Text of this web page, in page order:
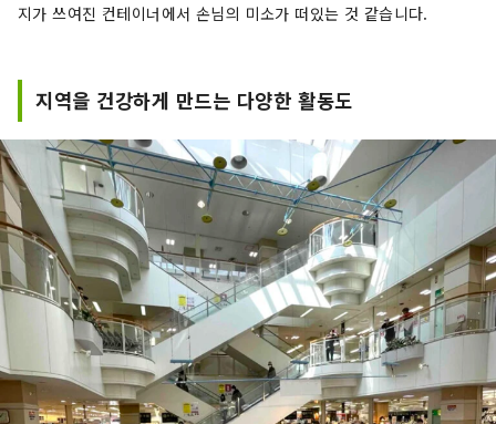
지가 쓰여진 컨테이너에서 손님의 미소가 떠있는 것 같습니다.
지역을 건강하게 만드는 다양한 활동도